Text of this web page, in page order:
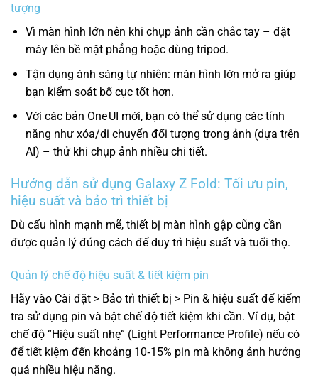
tượng
Vì màn hình lớn nên khi chụp ảnh cần chắc tay – đặt
máy lên bề mặt phẳng hoặc dùng tripod.
Tận dụng ánh sáng tự nhiên: màn hình lớn mở ra giúp
bạn kiểm soát bố cục tốt hơn.
Với các bản One UI mới, bạn có thể sử dụng các tính
năng như xóa/di chuyển đối tượng trong ảnh (dựa trên
AI) – thử khi chụp ảnh nhiều chi tiết.
Hướng dẫn sử dụng Galaxy Z Fold: Tối ưu pin,
hiệu suất và bảo trì thiết bị
Dù cấu hình mạnh mẽ, thiết bị màn hình gập cũng cần
được quản lý đúng cách để duy trì hiệu suất và tuổi thọ.
Quản lý chế độ hiệu suất & tiết kiệm pin
Hãy vào Cài đặt > Bảo trì thiết bị > Pin & hiệu suất để kiểm
tra sử dụng pin và bật chế độ tiết kiệm khi cần. Ví dụ, bật
chế độ “Hiệu suất nhẹ” (Light Performance Profile) nếu có
để tiết kiệm đến khoảng 10‑15% pin mà không ảnh hưởng
quá nhiều hiệu năng.